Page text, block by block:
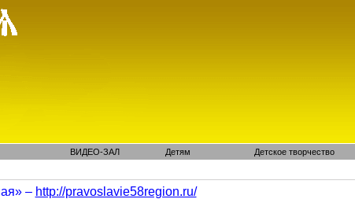
ВИДЕО-ЗАЛ Детям Детское творчество
– http://pravoslavie58region.ru/